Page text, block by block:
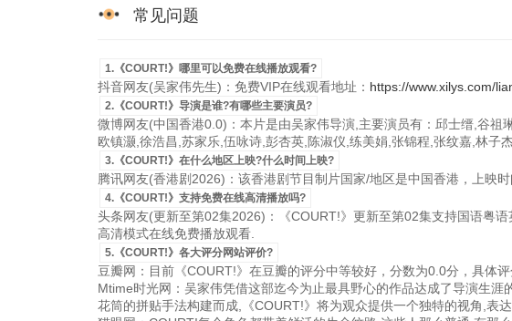
常见问题
1.《COURT!》哪里可以免费在线播放观看?
抖音网友(吴家伟先生)：免费VIP在线观看地址： https://www.xilys.com/
2.《COURT!》导演是谁?有哪些主要演员?
微博网友(中国香港0.0)：本片是由吴家伟导演,主要演员有：邱士缙,谷祖
欧镇灏,徐浩昌,苏家乐,伍咏诗,彭杏英,陈淑仪,练美娟,张锦程,张纹嘉,林子
3.《COURT!》在什么地区上映?什么时间上映?
腾讯网友(香港剧2026)：该香港剧节目制片国家/地区是中国香港，上映
4.《COURT!》支持免费在线高清播放吗?
头条网友(更新至第02集2026)：《COURT!》更新至第02集支持国语粤
高清模式在线免费播放观看.
5.《COURT!》各大评分网站评价?
豆瓣网：目前《COURT!》在豆瓣的评分中等较好，分数为0.0分，具体
Mtime时光网：吴家伟凭借这部迄今为止最具野心的作品达成了导演生
花筒的拼贴手法构建而成,《COURT!》将为观众提供一个独特的视角,表